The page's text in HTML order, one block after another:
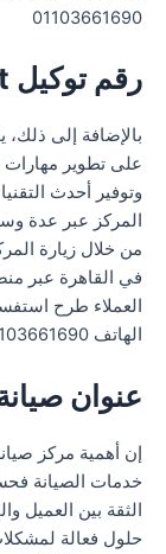
01103661690
رقم توكيل Whitepoint في القاهرة
على تطوير مهارات
وتوفير أحدث
المركز عبر عدة
من خلال زيارة
في القاهرة عبر
العملاء طرح
الهاتف 01103661690
عنوان
خدمات الصيانة
الثقة بين العميل
حلول فعالة